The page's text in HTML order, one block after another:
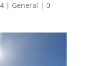
| General | 0